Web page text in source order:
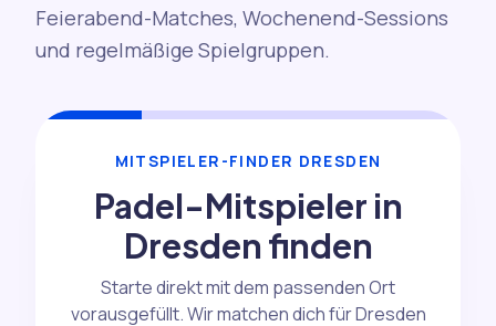
Feierabend-Matches, Wochenend-Sessions
und regelmäßige Spielgruppen.
MITSPIELER-FINDER DRESDEN
Padel-Mitspieler in
Dresden finden
Starte direkt mit dem passenden Ort
vorausgefüllt. Wir matchen dich für Dresden